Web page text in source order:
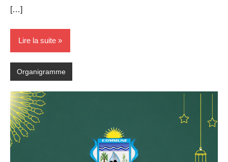
[…]
Lire la suite
Organigramme